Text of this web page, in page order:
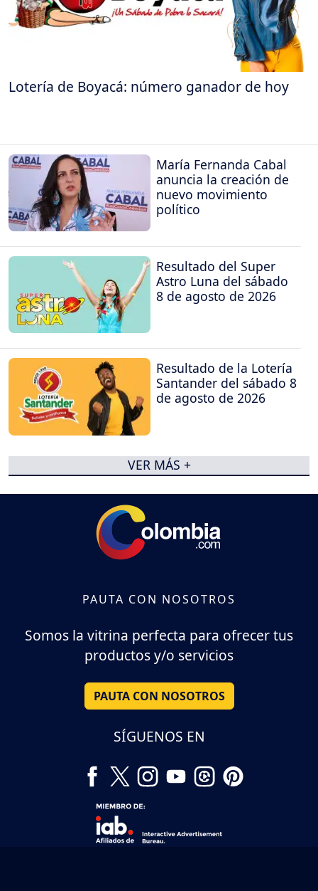
Lotería de Boyacá: número ganador de hoy
María Fernanda Cabal
anuncia la creación de
nuevo movimiento
político
Resultado del Super
Astro Luna del sábado
8 de agosto de 2026
Resultado de la Lotería
Santander del sábado 8
de agosto de 2026
VER MÁS +
PAUTA CON NOSOTROS
Somos la vitrina perfecta para ofrecer tus
productos y/o servicios
PAUTA CON NOSOTROS
SÍGUENOS EN